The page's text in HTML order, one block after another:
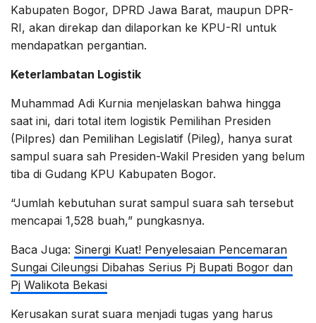
Kabupaten Bogor, DPRD Jawa Barat, maupun DPR-
RI, akan direkap dan dilaporkan ke KPU-RI untuk
mendapatkan pergantian.
Keterlambatan Logistik
Muhammad Adi Kurnia menjelaskan bahwa hingga
saat ini, dari total item logistik Pemilihan Presiden
(Pilpres) dan Pemilihan Legislatif (Pileg), hanya surat
sampul suara sah Presiden-Wakil Presiden yang belum
tiba di Gudang KPU Kabupaten Bogor.
“Jumlah kebutuhan surat sampul suara sah tersebut
mencapai 1,528 buah,” pungkasnya.
Baca Juga: Sinergi Kuat! Penyelesaian Pencemaran
Sungai Cileungsi Dibahas Serius Pj Bupati Bogor dan
Pj Walikota Bekasi
Kerusakan surat suara menjadi tugas yang harus